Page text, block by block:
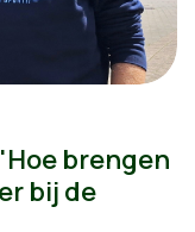
brengen
bij de